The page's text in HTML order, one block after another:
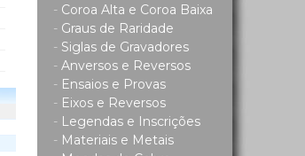
- Coroa Alta e Coroa Baixa
- Graus de Raridade
- Siglas de Gravadores
- Anversos e Reversos
- Ensaios e Provas
- Eixos e Reversos
- Legendas e Inscrições
- Materiais e Metais